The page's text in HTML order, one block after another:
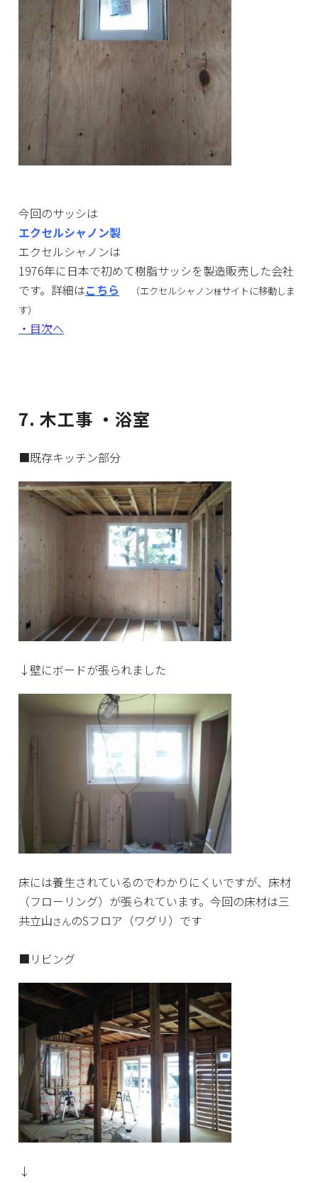
今回のサッシは
エクセルシャノン製
エクセルシャノンは
1976年に日本で初めて樹脂サッシを製造販売した会社
です。詳細はこちら （エクセルシャノン様サイトに移動しま
す）
・目次へ
7. 木工事 ・浴室
■既存キッチン部分
↓壁にボードが張られました
床には養生されているのでわかりにくいですが、床材
（フローリング）が張られています。今回の床材は三
共立山さんのSフロア（ワグリ）です
■リビング
↓